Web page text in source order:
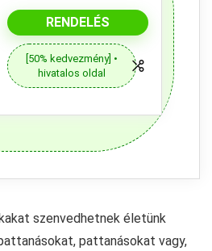
RENDELÉS
[50% kedvezmény] •
hivatalos oldal
szenvedhetnek életünk
pattanásokat vagy,